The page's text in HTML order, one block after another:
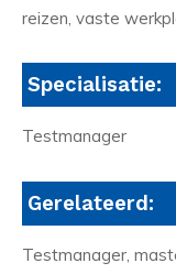
reizen, vaste
Specialisatie:
Testmanager
Gerelateerd:
Testmanager,